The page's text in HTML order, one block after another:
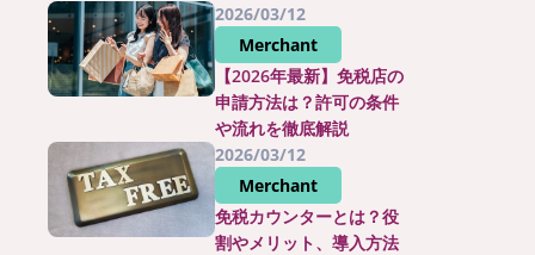
2026/03/12
Merchant
【2026年最新】免税店の
申請方法は？許可の条件
や流れを徹底解説
2026/03/12
Merchant
免税カウンターとは？役
割やメリット、導入方法